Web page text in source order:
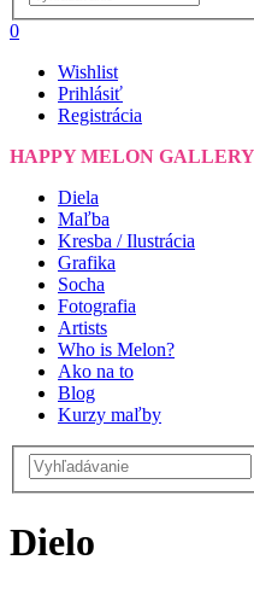
0
Wishlist
Prihlásiť
Registrácia
HAPPY MELON
Diela
Maľba
Kresba / Ilustrácia
Grafika
Socha
Fotografia
Artists
Who is Melon?
Ako na to
Blog
Kurzy maľby
Dielo